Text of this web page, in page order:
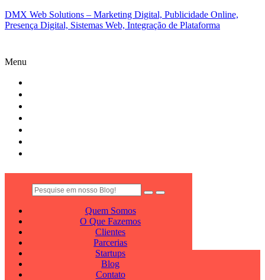
DMX Web Solutions – Marketing Digital, Publicidade Online,
Presença Digital, Sistemas Web, Integração de Plataforma
Menu
Quem Somos
O Que Fazemos
Clientes
Parcerias
Startups
Blog
Contato